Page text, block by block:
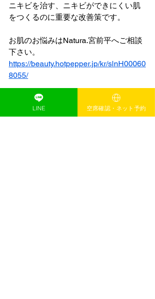
ニキビを治す、ニキビができにくい肌
をつくるのに重要な改善策です。
お肌のお悩みはNatura.宮前平へご相談
下さい。
https://beauty.hotpepper.jp/kr/slnH00060
8055/
最新記事
LINE 空席確認・ネット予約